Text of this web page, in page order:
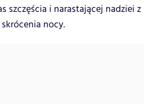
szczęścia i narastającej nadziei z
nocy.